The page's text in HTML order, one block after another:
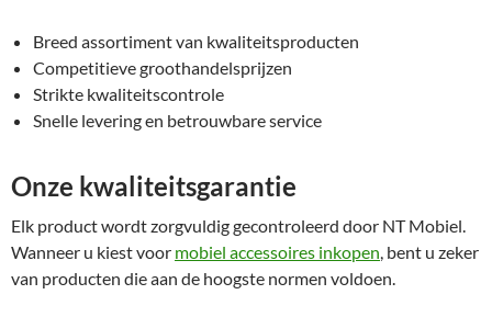
Breed assortiment van kwaliteitsproducten
Competitieve groothandelsprijzen
Strikte kwaliteitscontrole
Snelle levering en betrouwbare service
Onze kwaliteitsgarantie
Elk product wordt zorgvuldig gecontroleerd door NT Mobiel.
Wanneer u kiest voor mobiel accessoires inkopen, bent u zeker
van producten die aan de hoogste normen voldoen.